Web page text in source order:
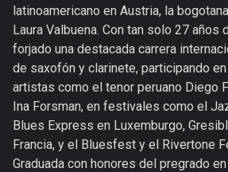
latinoamericano en Austria, la
Laura Valbuena. Con tan solo 27 años
forjado una destacada carrera
de saxofón y clarinete, participando
artistas como el tenor peruano Diego
Ina Forsman, en festivales como el
Blues Express en Luxemburgo,
Francia, y el Bluesfest y el Rivertone
Graduada con honores del pregrado